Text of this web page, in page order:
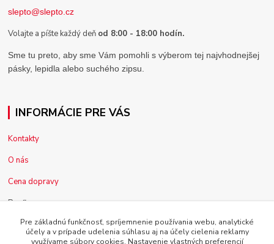
slepto@slepto.cz
Volajte a píšte každý deň od 8:00 - 18:00 hodín.
Sme tu preto, aby sme Vám pomohli s výberom tej najvhodnejšej
pásky, lepidla alebo suchého zipsu.
INFORMÁCIE PRE VÁS
Kontakty
O nás
Cena dopravy
Pre firmy
Reklamácia tovaru
Pre základnú funkčnosť, spríjemnenie používania webu, analytické
účely a v prípade udelenia súhlasu aj na účely cielenia reklamy
využívame súbory cookies. Nastavenie vlastných preferencií